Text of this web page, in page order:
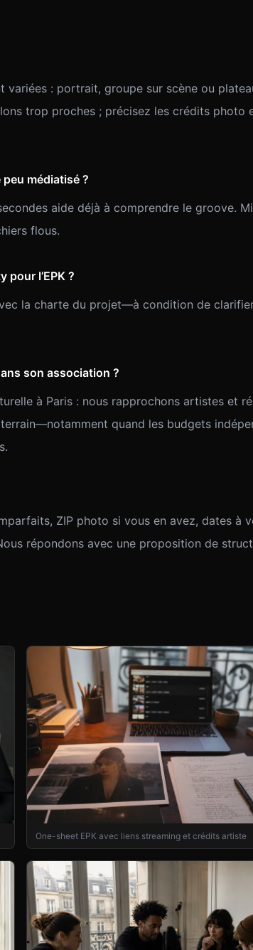
: portrait, groupe sur scène ou
trop proches ; précisez les crédits photo
médiatisé ?
aide déjà à comprendre le groove.
flous.
pour l’EPK ?
la charte du projet—à condition de
son association ?
à Paris : nous rapprochons artistes et
quand les budgets
ZIP photo si vous en avez, dates à
répondons avec une proposition de
One-sheet EPK avec liens streaming et crédits artiste